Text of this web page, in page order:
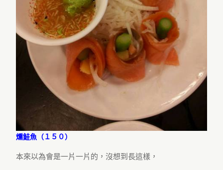
燻鮭魚（１５０）
本來以為會是一片一片的，沒想到長這樣，